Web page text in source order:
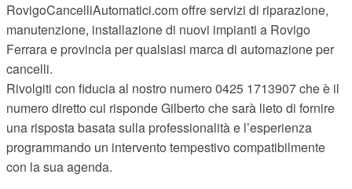
RovigoCancelliAutomatici.com offre servizi di riparazione,
manutenzione, installazione di nuovi impianti a Rovigo
Ferrara e provincia per qualsiasi marca di automazione per
cancelli.
Rivolgiti con fiducia al nostro numero 0425 1713907 che è il
numero diretto cui risponde Gilberto che sarà lieto di fornire
una risposta basata sulla professionalità e l’esperienza
programmando un intervento tempestivo compatibilmente
con la sua agenda.